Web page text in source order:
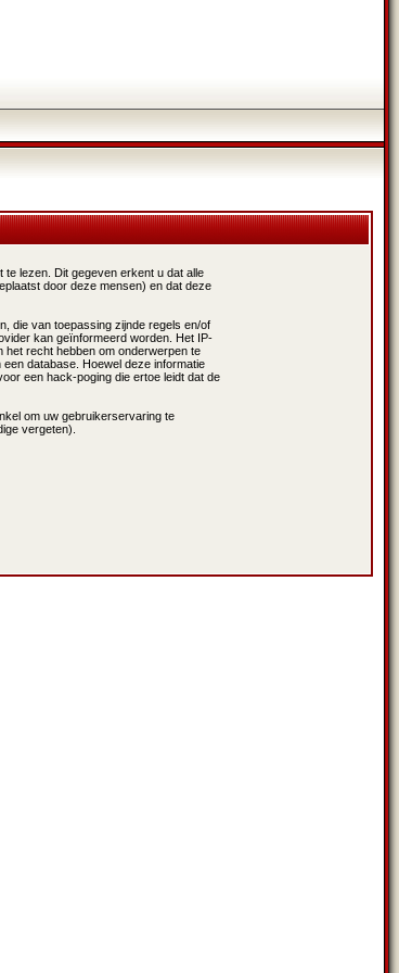
lezen. Dit gegeven erkent u dat alle
door deze mensen) en dat deze
die van toepassing zijnde regels en/of
kan geïnformeerd worden. Het IP-
recht hebben om onderwerpen te
database. Hoewel deze informatie
een hack-poging die ertoe leidt dat de
om uw gebruikerservaring te
vergeten).